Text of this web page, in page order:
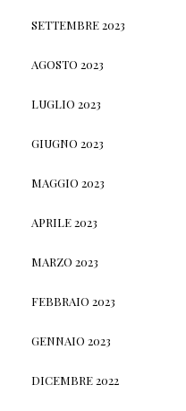
SETTEMBRE 2023
AGOSTO 2023
LUGLIO 2023
GIUGNO 2023
MAGGIO 2023
APRILE 2023
MARZO 2023
FEBBRAIO 2023
GENNAIO 2023
DICEMBRE 2022